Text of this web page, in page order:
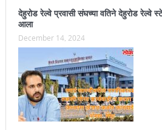
देहुरोड रेल्वे प्रवासी संघच्या वतिने देहुरोड रेल्वे
आला
December 14, 2024